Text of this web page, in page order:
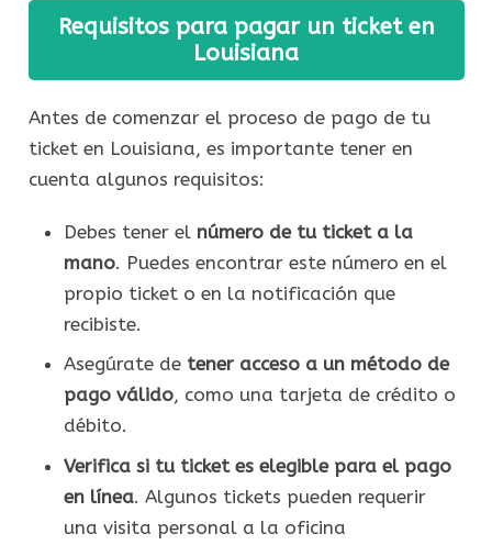
Requisitos para pagar un ticket en
Louisiana
Antes de comenzar el proceso de pago de tu
ticket en Louisiana, es importante tener en
cuenta algunos requisitos:
Debes tener el número de tu ticket a la
mano. Puedes encontrar este número en el
propio ticket o en la notificación que
recibiste.
Asegúrate de tener acceso a un método de
pago válido, como una tarjeta de crédito o
débito.
Verifica si tu ticket es elegible para el pago
en línea. Algunos tickets pueden requerir
una visita personal a la oficina